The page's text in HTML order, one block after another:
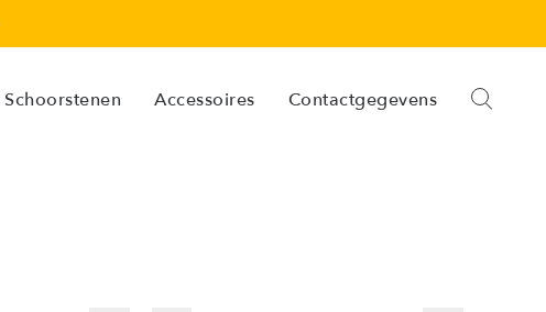
Schoorstenen Accessoires Contactgegevens